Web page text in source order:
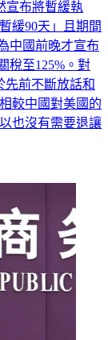
宣布將暫緩執
緩90天」且期間
中國前晚才宣布
稅至125%。對
先前不斷放話和
較中國對美國的
也沒有需要退讓